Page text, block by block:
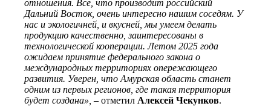
отношения. Все, что производит российский
Дальний Восток, очень интересно нашим соседям. У
нас и экологичней, и вкусней, мы умеем делать
продукцию качественно, заинтересованы в
технологической кооперации. Летом 2025 года
ожидаем принятие федерального закона о
международных территориях опережающего
развития. Уверен, что Амурская область станет
одним из первых регионов, где такая территория
будет создана», – отметил Алексей Чекунков.